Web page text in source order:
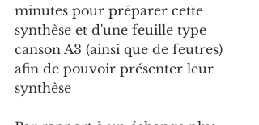
minutes pour préparer cette
synthèse et d'une feuille type
canson A3 (ainsi que de feutres)
afin de pouvoir présenter leur
synthèse